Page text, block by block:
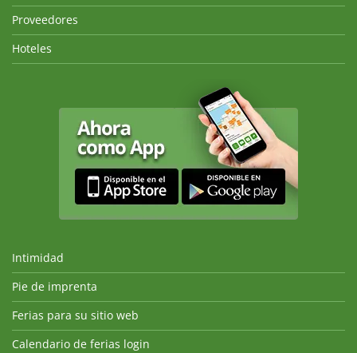
Proveedores
Hoteles
Intimidad
Pie de imprenta
Ferias para su sitio web
Calendario de ferias login